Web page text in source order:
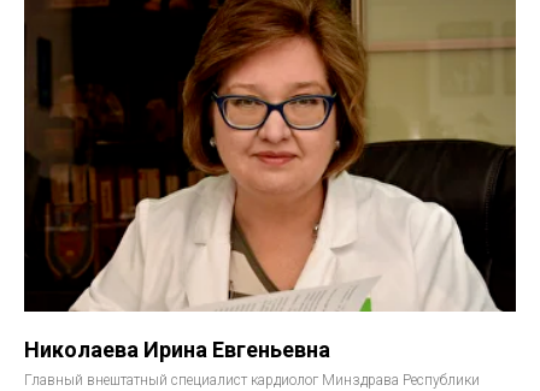
Николаева Ирина Евгеньевна
Главный внештатный специалист кардиолог Минздрава Республики